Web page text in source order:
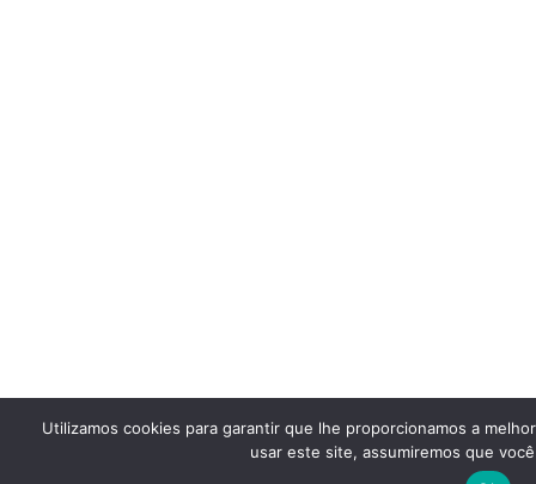
Utilizamos cookies para garantir que lhe proporcionamos a
usar este site, assumiremos que